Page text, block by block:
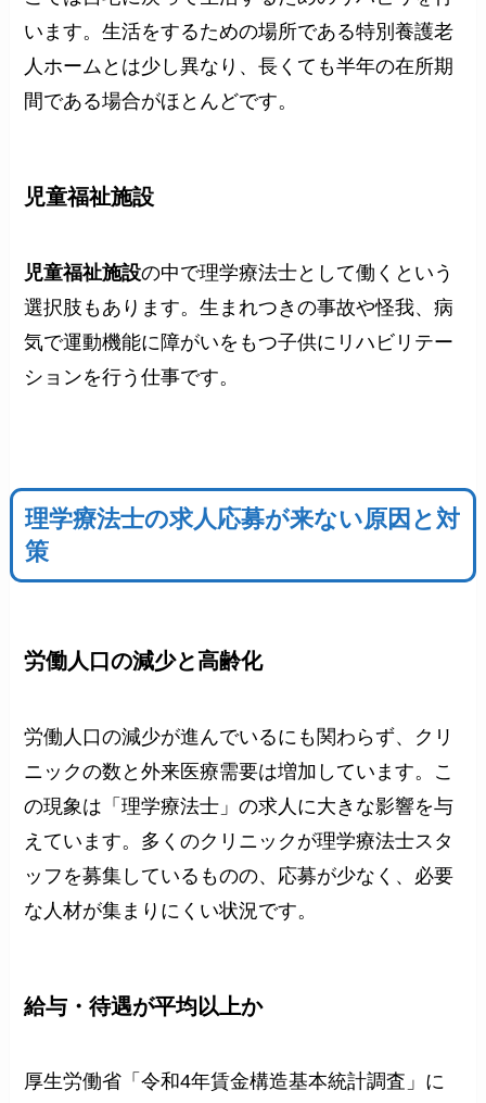
います。生活をするための場所である特別養護老
人ホームとは少し異なり、長くても半年の在所期
間である場合がほとんどです。
児童福祉施設
児童福祉施設の中で理学療法士として働くという
選択肢もあります。生まれつきの事故や怪我、病
気で運動機能に障がいをもつ子供にリハビリテー
ションを行う仕事です。
理学療法士の求人応募が来ない原因と対
策
労働人口の減少と高齢化
労働人口の減少が進んでいるにも関わらず、クリ
ニックの数と外来医療需要は増加しています。こ
の現象は「理学療法士」の求人に大きな影響を与
えています。多くのクリニックが理学療法士スタ
ッフを募集しているものの、応募が少なく、必要
な人材が集まりにくい状況です。
給与・待遇が平均以上か
厚生労働省「令和4年賃金構造基本統計調査」に